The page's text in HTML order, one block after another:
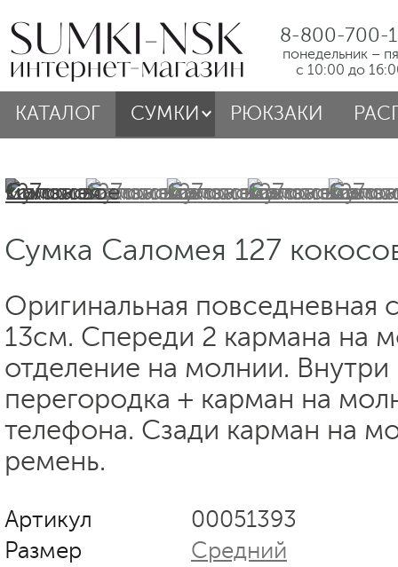
8-800-700-
понедельник –
с 10:00 до
КАТАЛОГ СУМКИ РЮКЗАКИ
Сумка Саломея 127
Оригинальная повседневная
13см. Спереди 2 кармана на
отделение на молнии.
перегородка + карман на
телефона. Сзади карман на
ремень.
Артикул
00051393
Размер
Средний